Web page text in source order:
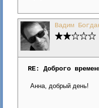
Вадим
RE: Доброго
Анна, добрый день!